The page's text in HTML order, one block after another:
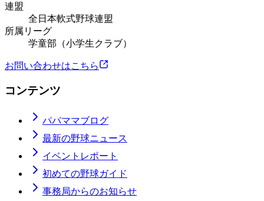
連盟
全日本軟式野球連盟
所属リーグ
学童部（小学生クラブ）
お問い合わせはこちら
コンテンツ
パパママブログ
最新の野球ニュース
イベントレポート
初めての野球ガイド
事務局からのお知らせ